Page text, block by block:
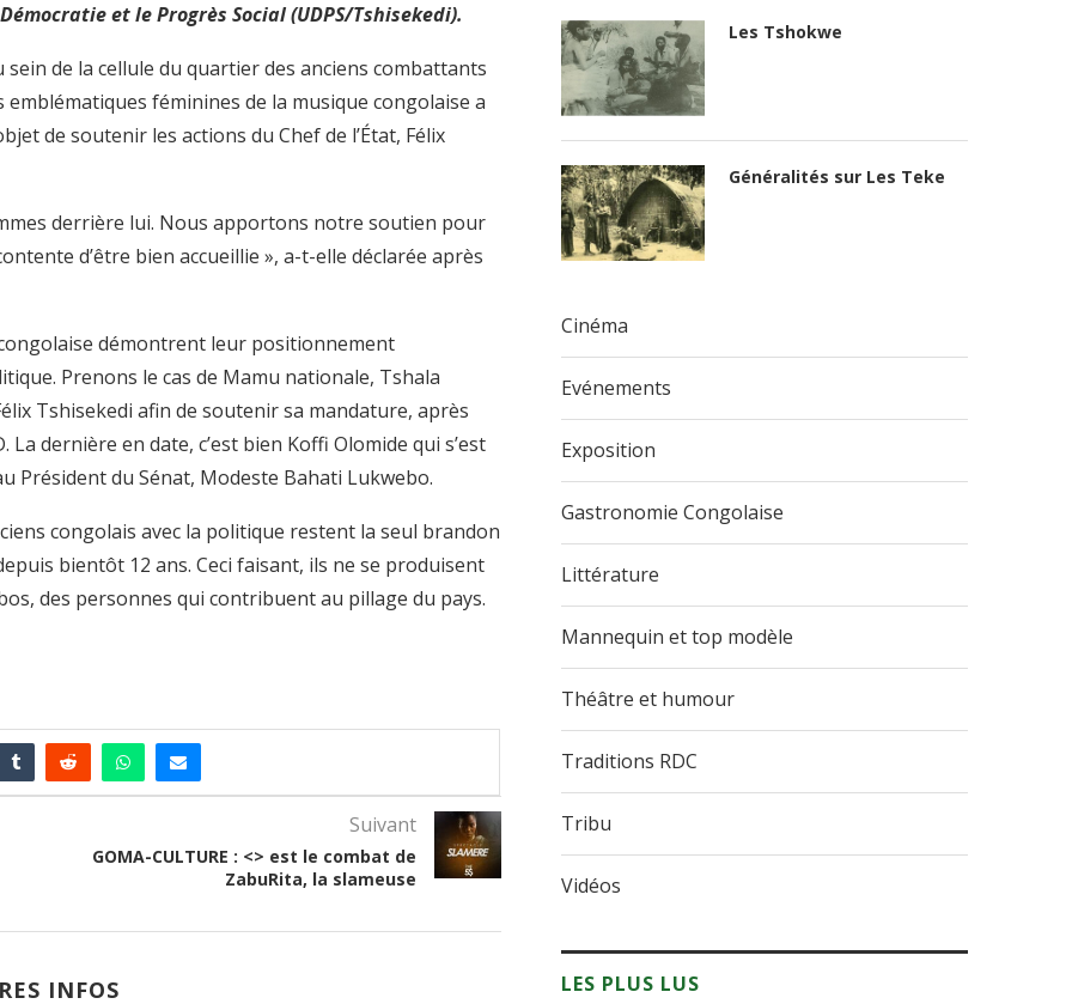
et le Progrès Social (UDPS/Tshisekedi).
de la cellule du quartier des anciens combattants
féminines de la musique congolaise a
de soutenir les actions du Chef de l’État, Félix
derrière lui. Nous apportons notre soutien pour
d’être bien accueillie », a-t-elle déclarée après
démontrent leur positionnement
Prenons le cas de Mamu nationale, Tshala
Tshisekedi afin de soutenir sa mandature, après
La dernière en date, c’est bien Koffi Olomide qui s’est
Président du Sénat, Modeste Bahati Lukwebo.
congolais avec la politique restent la seul brandon
bientôt 12 ans. Ceci faisant, ils ne se produisent
des personnes qui contribuent au pillage du pays.
Suivant
GOMA-CULTURE : <> est le combat de
ZabuRita, la slameuse
INFOS
Les Tshokwe
Généralités sur Les Teke
Cinéma
Evénements
Exposition
Gastronomie Congolaise
Littérature
Mannequin et top modèle
Théâtre et humour
Traditions RDC
Tribu
Vidéos
LES PLUS LUS